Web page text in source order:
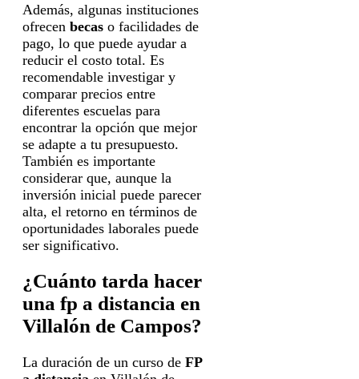
Además, algunas instituciones
ofrecen becas o facilidades de
pago, lo que puede ayudar a
reducir el costo total. Es
recomendable investigar y
comparar precios entre
diferentes escuelas para
encontrar la opción que mejor
se adapte a tu presupuesto.
También es importante
considerar que, aunque la
inversión inicial puede parecer
alta, el retorno en términos de
oportunidades laborales puede
ser significativo.
¿Cuánto tarda hacer
una fp a distancia en
Villalón de Campos?
La duración de un curso de FP